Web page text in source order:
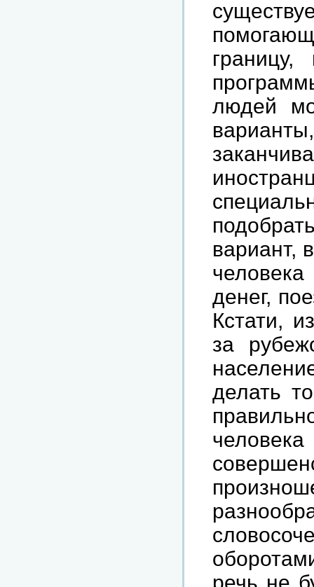
людей
вариант,
денег,
Кстати,
за
делать